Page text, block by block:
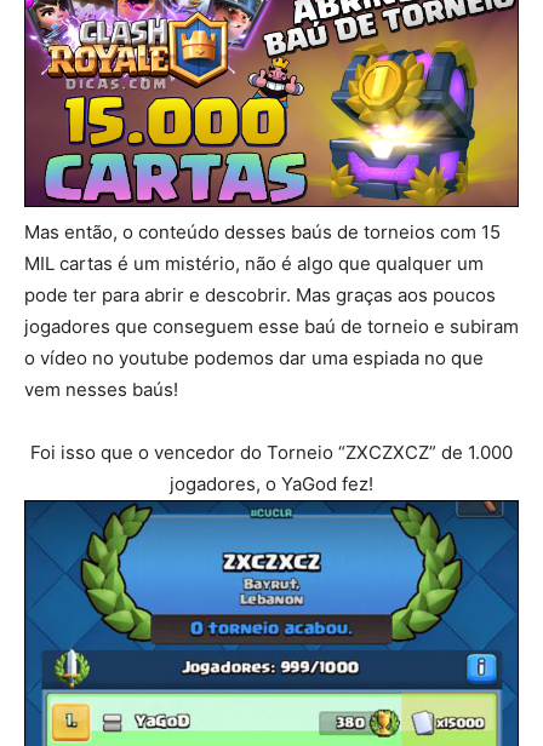
Mas então, o conteúdo desses baús de torneios com 15
MIL cartas é um mistério, não é algo que qualquer um
pode ter para abrir e descobrir. Mas graças aos poucos
jogadores que conseguem esse baú de torneio e subiram
o vídeo no youtube podemos dar uma espiada no que
vem nesses baús!
Foi isso que o vencedor do Torneio “ZXCZXCZ” de 1.000
jogadores, o YaGod fez!